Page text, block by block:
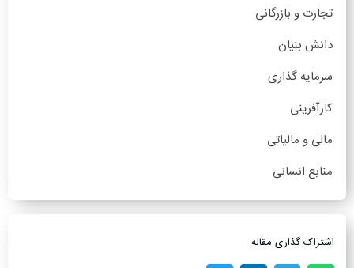
تجارت و بازرگانی
دانش بنیان
سرمایه گذاری
کارآفرینی
مالی و مالیاتی
منابع انسانی
اشتراک گذاری مقاله